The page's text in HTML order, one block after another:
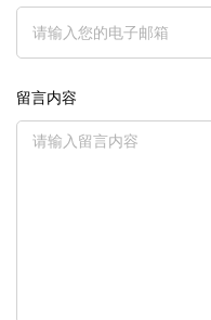
留言内容